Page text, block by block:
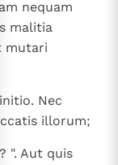
nequam
malitia
mutari
Nec
illorum;
". Aut quis